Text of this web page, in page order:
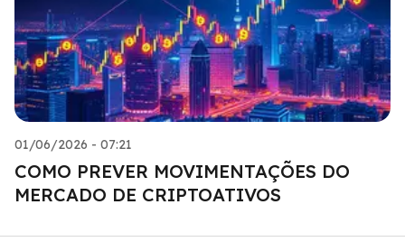
01/06/2026 - 07:21
COMO PREVER MOVIMENTAÇÕES DO
MERCADO DE CRIPTOATIVOS